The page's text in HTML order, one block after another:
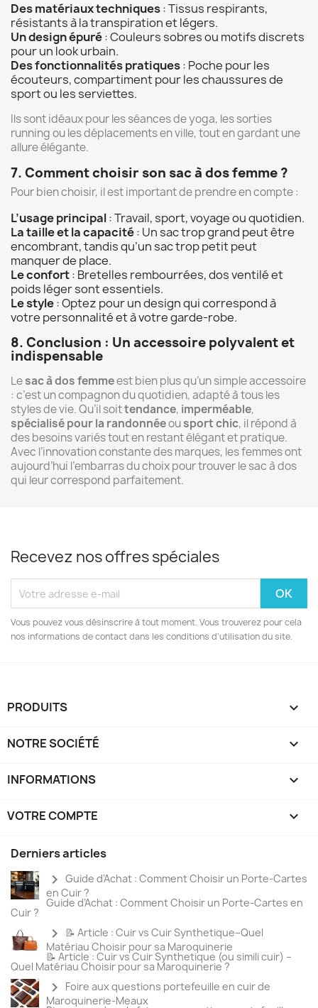
Des matériaux techniques: Tissus respirants,
résistants à la transpiration et légers.
Un design épuré: Couleurs sobres ou motifs discrets
pour un look urbain.
Des fonctionnalités pratiques: Poche pour les
écouteurs, compartiment pour les chaussures de
sport ou les serviettes.
Ils sont idéaux pour les séances de yoga, les sorties
running ou les déplacements en ville, tout en gardant une
allure élégante.
7. Comment choisir son sac à dos femme ?
Pour bien choisir, il est important de prendre en compte :
L’usage principal: Travail, sport, voyage ou quotidien.
La taille et la capacité: Un sac trop grand peut être
encombrant, tandis qu’un sac trop petit peut
manquer de place.
Le confort: Bretelles rembourrées, dos ventilé et
poids léger sont essentiels.
Le style: Optez pour un design qui correspond à
votre personnalité et à votre garde-robe.
8. Conclusion : Un accessoire polyvalent et
indispensable
Lesac à dos femmeest bien plus qu’un simple accessoire
: c’est un compagnon du quotidien, adapté à tous les
styles de vie. Qu’il soittendance, imperméable,
spécialisé pour la randonnéeousport chic, il répond à
des besoins variés tout en restant élégant et pratique.
Avec l’innovation constante des marques, les femmes ont
aujourd’hui l’embarras du choix pour trouver le sac à dos
qui leur correspond parfaitement.
Recevez nos offres spéciales
Vous pouvez vous désinscrire à tout moment. Vous trouverez pour cela
nos informations de contact dans les conditions d'utilisation du site.
PRODUITS 
NOTRE SOCIÉTÉ 
INFORMATIONS 
VOTRE COMPTE 
Derniers articles
chevron_right Guide d’Achat : Comment Choisir un Porte-Cartes
en Cuir ?
Guide d’Achat : Comment Choisir un Porte-Cartes en
Cuir ?
chevron_right
📝 Article : Cuir vs Cuir Synthetique–Quel
Matériau Choisir pour sa Maroquinerie
📝 Article : Cuir vs Cuir Synthetique (ou simili cuir) –
Quel Matériau Choisir pour sa Maroquinerie ?
chevron_right
Foire aux questions portefeuille en cuir de
Maroquinerie-Meaux